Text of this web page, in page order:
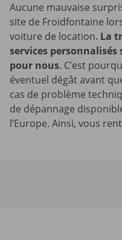
Aucune mauvaise
site de Froidfontaine
voiture de location. La
services
pour nous. C’est
éventuel dégât avant
cas de problème
de dépannage
l’Europe. Ainsi, vous